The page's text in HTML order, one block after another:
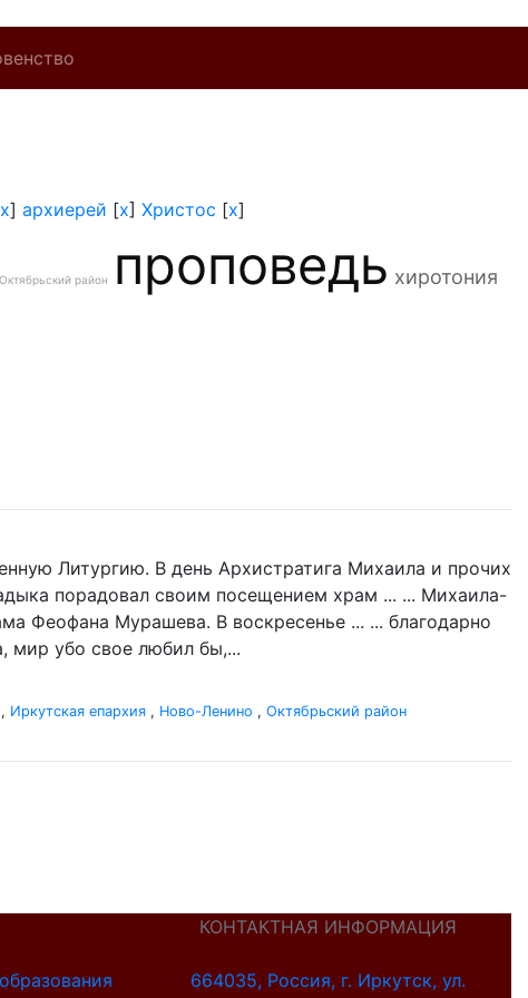
x] архиерей [x] Христос [x]
Октябрьский район проповедь хиротония
Литургию. В день Архистратига Михаила и прочих
порадовал своим посещением храм ... ... Михаила-
Феофана Мурашева. В воскресенье ... ... благодарно
мир убо свое любил бы,...
, Иркутская епархия , Ново-Ленино , Октябрьский район
КОНТАКТНАЯ ИНФОРМАЦИЯ
664035, Россия, г. Иркутск, ул.